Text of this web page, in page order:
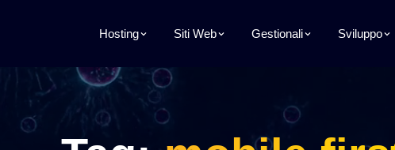
Hosting Siti Web Gestionali Sviluppo